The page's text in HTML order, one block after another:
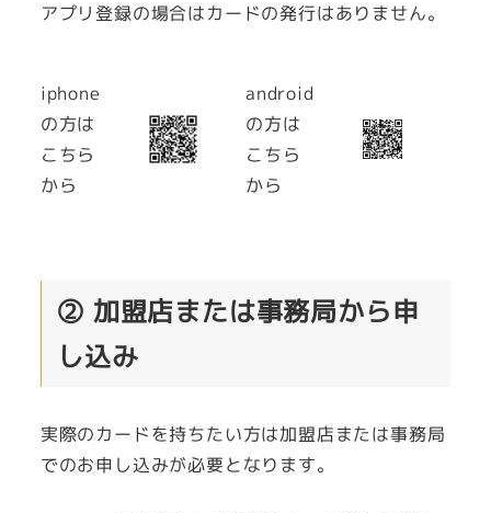
アプリ登録の場合はカードの発行はありません。
iphone
の方は
こちら
から
android
の方は
こちら
から
② 加盟店または事務局から申
し込み
実際のカードを持ちたい方は加盟店または事務局
でのお申し込みが必要となります。